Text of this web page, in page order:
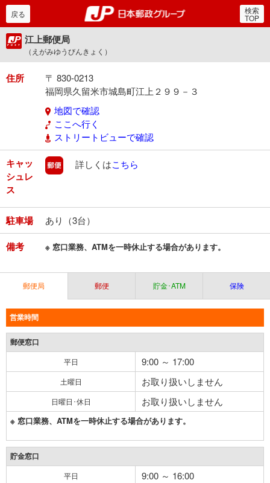
郵便局・日本郵政グルー
戻る 検索
TOP
江上郵便局
（えがみゆうびんきょく）
住所
〒 830-0213
福岡県久留米市城島町江上２９９－３
地図で確認
ここへ行く
ストリートビューで確認
キャッ
シュレ
ス
郵便
詳しくはこちら
駐車場 あり（3台）
備考 ※ 窓口業務、ATMを一時休止する場合があります。
郵便局 郵便 貯金･ATM 保険
営業時間
郵便窓口
平日 9:00 ～ 17:00
土曜日 お取り扱いしません
日曜日･休日 お取り扱いしません
※ 窓口業務、ATMを一時休止する場合があります。
貯金窓口
平日 9:00 ～ 16:00